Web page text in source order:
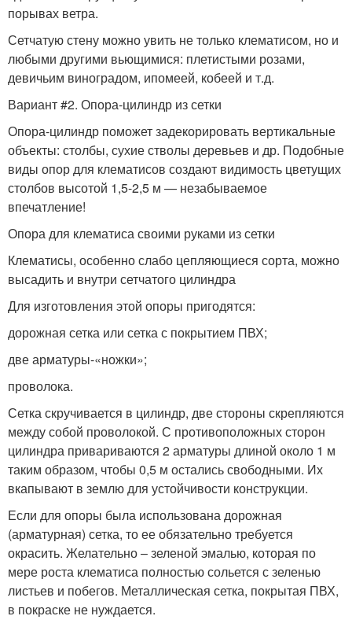
порывах ветра.
Сетчатую стену можно увить не только клематисом, но и
любыми другими вьющимися: плетистыми розами,
девичьим виноградом, ипомеей, кобеей и т.д.
Вариант #2. Опора-цилиндр из сетки
Опора-цилиндр поможет задекорировать вертикальные
объекты: столбы, сухие стволы деревьев и др. Подобные
виды опор для клематисов создают видимость цветущих
столбов высотой 1,5-2,5 м — незабываемое
впечатление!
Опора для клематиса своими руками из сетки
Клематисы, особенно слабо цепляющиеся сорта, можно
высадить и внутри сетчатого цилиндра
Для изготовления этой опоры пригодятся:
дорожная сетка или сетка с покрытием ПВХ;
две арматуры-«ножки»;
проволока.
Сетка скручивается в цилиндр, две стороны скрепляются
между собой проволокой. С противоположных сторон
цилиндра привариваются 2 арматуры длиной около 1 м
таким образом, чтобы 0,5 м остались свободными. Их
вкапывают в землю для устойчивости конструкции.
Если для опоры была использована дорожная
(арматурная) сетка, то ее обязательно требуется
окрасить. Желательно – зеленой эмалью, которая по
мере роста клематиса полностью сольется с зеленью
листьев и побегов. Металлическая сетка, покрытая ПВХ,
в покраске не нуждается.